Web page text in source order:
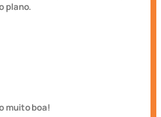
plano.
muito boa!